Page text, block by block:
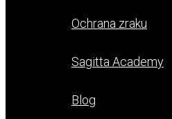
Ochrana zraku
Sagitta Academy
Blog